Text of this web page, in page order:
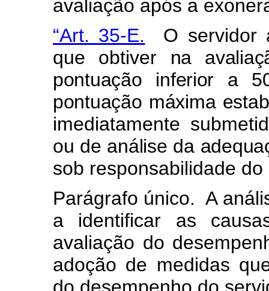
avaliação após a
“Art. 35-E. O servidor
que obtiver na
pontuação inferior a
pontuação máxima
imediatamente
ou de análise da
sob responsabilidade do
Parágrafo único. A
a identificar as
avaliação do
adoção de medidas
do desempenho do